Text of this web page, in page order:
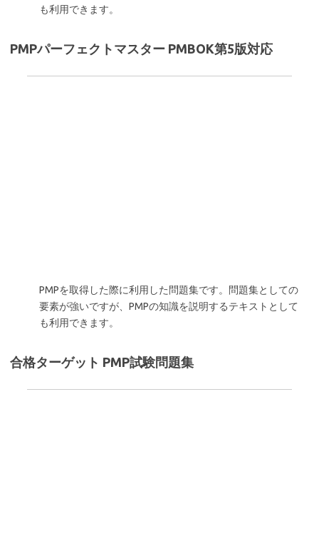
も利用できます。
PMPパーフェクトマスター PMBOK第5版対応
PMPを取得した際に利用した問題集です。問題集としての
要素が強いですが、PMPの知識を説明するテキストとして
も利用できます。
合格ターゲット PMP試験問題集